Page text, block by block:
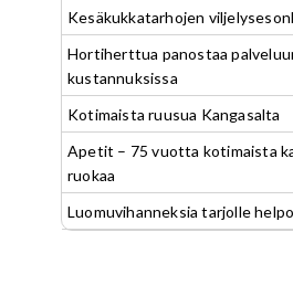
Kesäkukkatarhojen
Hortiherttua panostaa
kustannuksissa
Kotimaista ruusua Kangasalta
Apetit – 75 vuotta kotimaista
ruokaa
Luomuvihanneksia tarjolle